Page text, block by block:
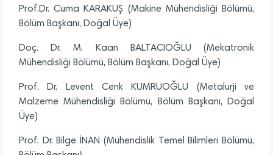
Prof.Dr. Cuma KARAKUŞ (Makine Mühendisliği Bölümü,
Bölüm Başkanı, Doğal Üye)
Doç. Dr. M. Kaan BALTACIOĞLU (Mekatronik
Mühendisliği Bölümü, Bölüm Başkanı, Doğal Üye)
Prof. Dr. Levent Cenk KUMRUOĞLU (Metalurji ve
Malzeme Mühendisliği Bölümü, Bölüm Başkanı, Doğal
Üye)
Prof. Dr. Bilge İNAN (Mühendislik Temel Bilimleri Bölümü,